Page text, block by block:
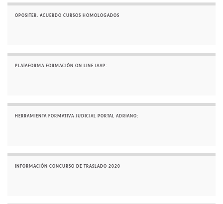
OPOSITER. ACUERDO CURSOS HOMOLOGADOS
PLATAFORMA FORMACIÓN ON LINE IAAP:
HERRAMIENTA FORMATIVA JUDICIAL PORTAL ADRIANO:
INFORMACIÓN CONCURSO DE TRASLADO 2020